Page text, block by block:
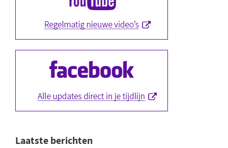
Laatste berichten